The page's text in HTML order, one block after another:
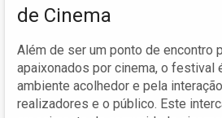
de Cinema
Além de ser um ponto de encontro
apaixonados por cinema, o festival
ambiente acolhedor e pela
realizadores e o público. Este